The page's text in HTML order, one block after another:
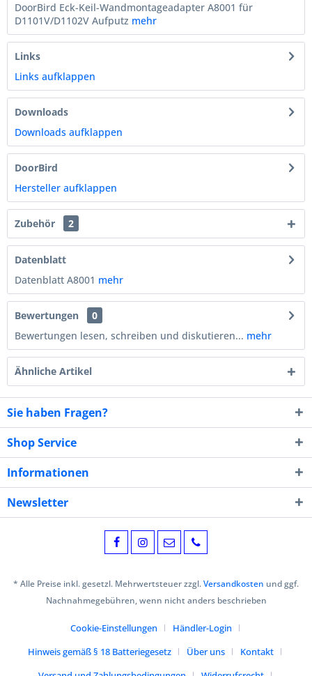
DoorBird Eck-Keil-Wandmontageadapter A8001 für
D1101V/D1102V Aufputz mehr
Links
Links aufklappen
Downloads
Downloads aufklappen
DoorBird
Hersteller aufklappen
Zubehör 2
Datenblatt
Datenblatt A8001 mehr
Bewertungen
0
Bewertungen lesen, schreiben und diskutieren... mehr
Ähnliche Artikel
Sie haben Fragen?
Shop Service
Informationen
Newsletter
* Alle Preise inkl. gesetzl. Mehrwertsteuer zzgl.Versandkosten und ggf.
Nachnahmegebühren, wenn nicht anders beschrieben
Cookie-Einstellungen
Händler-Login
Hinweis gemäß § 18 Batteriegesetz
Über uns
Kontakt